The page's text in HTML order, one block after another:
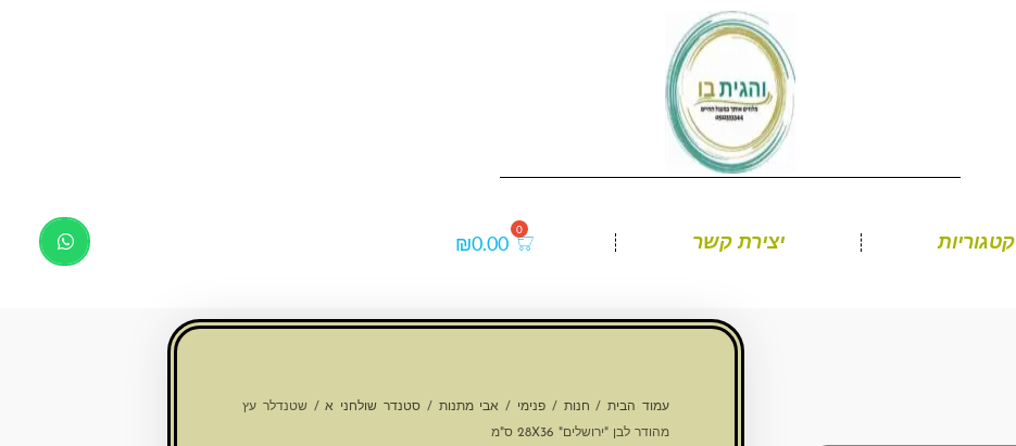
קטגוריות יצירת קשר ₪0.00
עמוד הבית/ חנות / פנימי / אבי מתנות / סטנדר שולחני א/ שטנדלר עץ
מהודר לבן "ירושלים" 28X36 ס"מ